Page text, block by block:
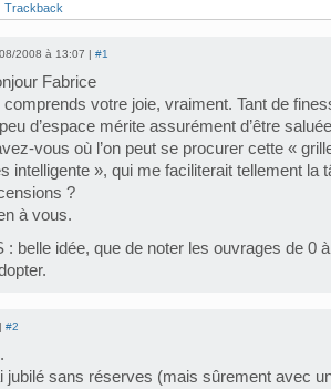
Trackback
2008 à 13:07 | #1
Fabrice
comprends votre joie, vraiment. Tant de
d’espace mérite assurément d’être
vous où l’on peut se procurer cette «
intelligente », qui me faciliterait tellement la
?
à vous.
: belle idée, que de noter les ouvrages de 0
#2
jubilé sans réserves (mais sûrement avec